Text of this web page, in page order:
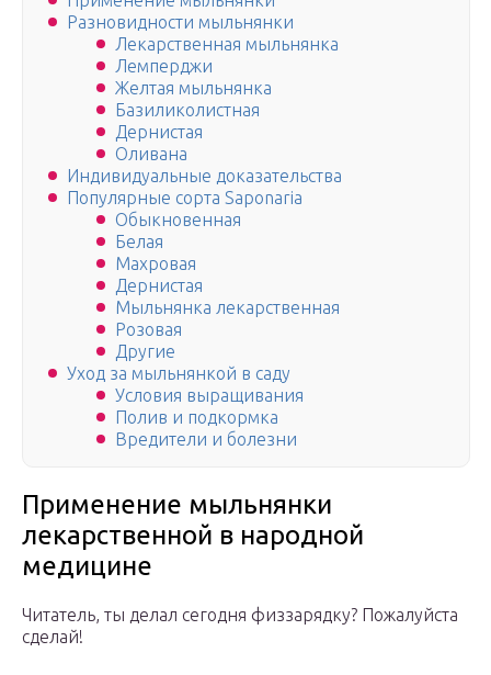
Разновидности мыльнянки
Лекарственная мыльнянка
Лемперджи
Желтая мыльнянка
Базиликолистная
Дернистая
Оливана
Индивидуальные доказательства
Популярные сорта Saponaria
Обыкновенная
Белая
Махровая
Дернистая
Мыльнянка лекарственная
Розовая
Другие
Уход за мыльнянкой в саду
Условия выращивания
Полив и подкормка
Вредители и болезни
Применение мыльнянки
лекарственной в народной
медицине
Читатель, ты делал сегодня физзарядку? Пожалуйста
сделай!